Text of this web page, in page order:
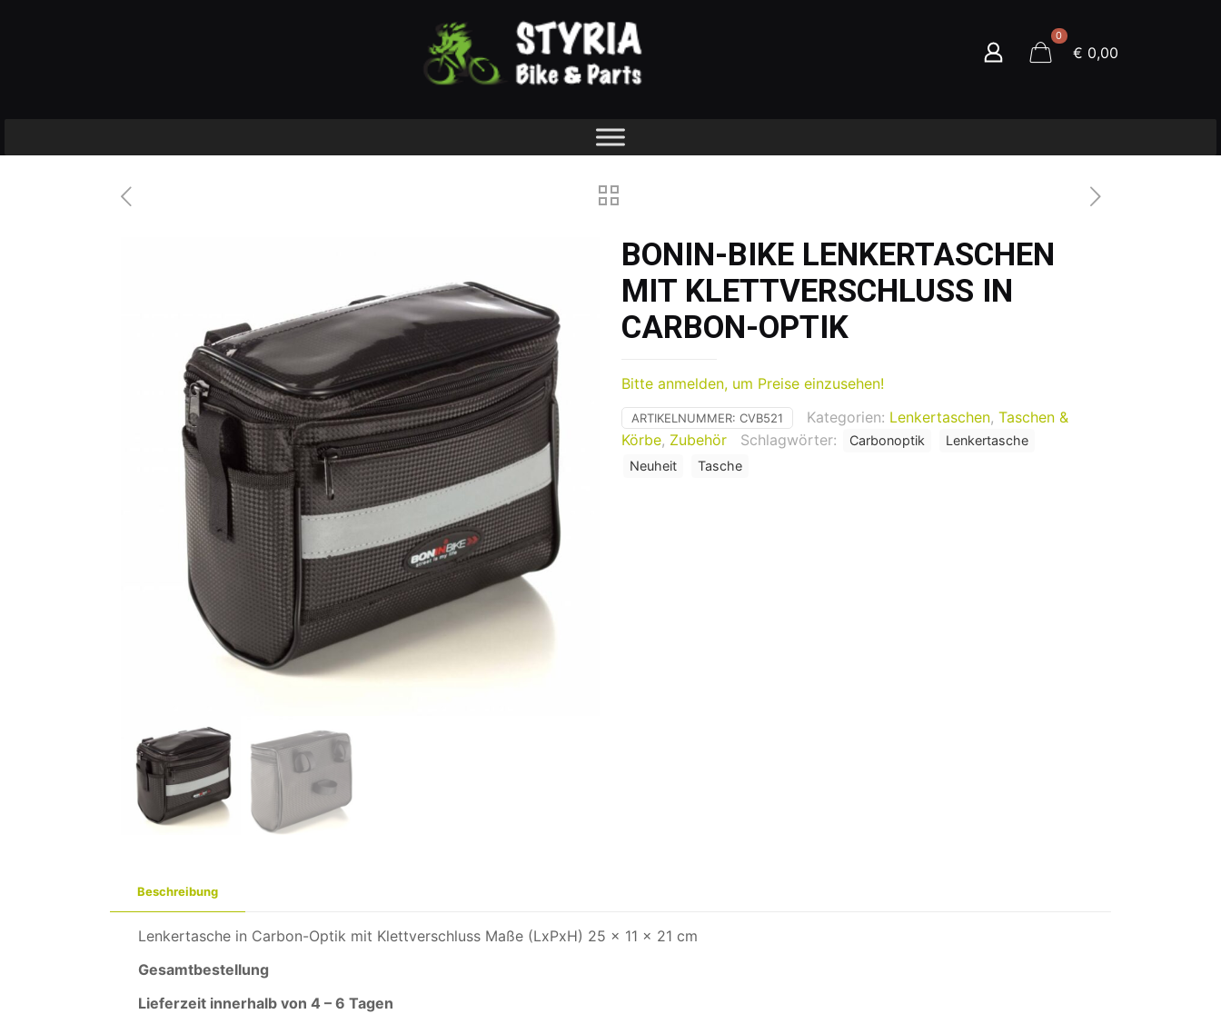
0
€ 0,00
BONIN-BIKE LENKERTASCHEN
MIT KLETTVERSCHLUSS IN
CARBON-OPTIK
Bitte anmelden, um Preise einzusehen!
ARTIKELNUMMER: CVB521 Kategorien: Lenkertaschen, Taschen &
Körbe, Zubehör Schlagwörter: Carbonoptik
Lenkertasche
Neuheit
Tasche
Beschreibung
Lenkertasche in Carbon-Optik mit Klettverschluss Maße (LxPxH) 25 x 11 x 21 cm
Gesamtbestellung
Lieferzeit innerhalb von 4 – 6 Tagen